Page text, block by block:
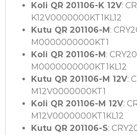
Koli QR 201106-K 12V:
K12V0000000KT1KL12
Kutu QR 201106-M :
M0000000000KT1
Koli QR 201106-M :
M0000000000KT1KL12
Kutu QR 201106-M 12V:
M12V0000000KT1
Koli QR 201106-M 12V:
M12V0000000KT1KL12
Kutu QR 201106-S: